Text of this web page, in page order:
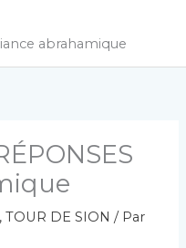
abrahamique
,TOUR DE SION / Par